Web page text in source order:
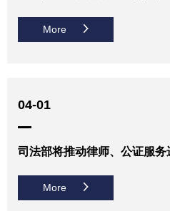
More
04-01
司法部将推动律师、公证服
More